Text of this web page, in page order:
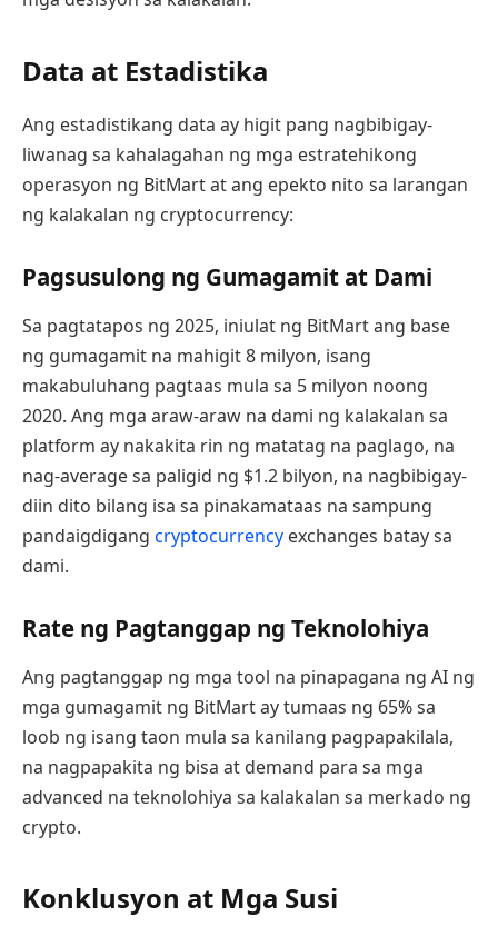
Data at Estadistika
Ang estadistikang data ay higit pang nagbibigay-
liwanag sa kahalagahan ng mga estratehikong
operasyon ng BitMart at ang epekto nito sa larangan
ng kalakalan ng cryptocurrency:
Pagsusulong ng Gumagamit at Dami
Sa pagtatapos ng 2025, iniulat ng BitMart ang base
ng gumagamit na mahigit 8 milyon, isang
makabuluhang pagtaas mula sa 5 milyon noong
2020. Ang mga araw-araw na dami ng kalakalan sa
platform ay nakakita rin ng matatag na paglago, na
nag-average sa paligid ng $1.2 bilyon, na nagbibigay-
diin dito bilang isa sa pinakamataas na sampung
pandaigdigang cryptocurrency exchanges batay sa
dami.
Rate ng Pagtanggap ng Teknolohiya
Ang pagtanggap ng mga tool na pinapagana ng AI ng
mga gumagamit ng BitMart ay tumaas ng 65% sa
loob ng isang taon mula sa kanilang pagpapakilala,
na nagpapakita ng bisa at demand para sa mga
advanced na teknolohiya sa kalakalan sa merkado ng
crypto.
Konklusyon at Mga Susi